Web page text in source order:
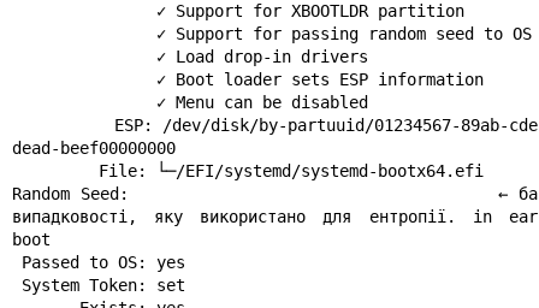
dead-beef00000000
Random Seed:                                 ←
випадковості, яку використано для ентропії. in
boot